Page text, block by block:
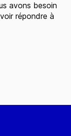
avons besoin
répondre à